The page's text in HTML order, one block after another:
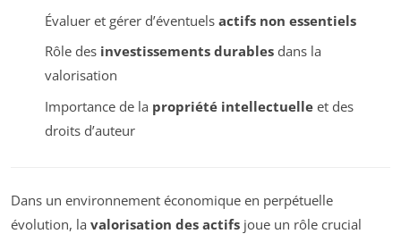
Évaluer et gérer d’éventuels actifs non essentiels
Rôle des investissements durablesdans la
valorisation
Importance de la propriété intellectuelleet des
droits d’auteur
Dans un environnement économique en perpétuelle
évolution, la valorisation des actifs joue un rôle crucial